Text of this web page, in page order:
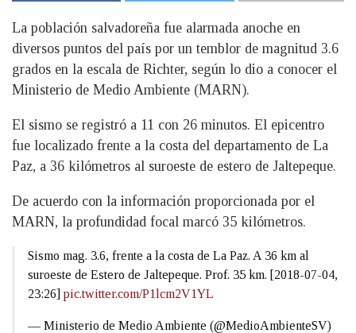
La población salvadoreña fue alarmada anoche en
diversos puntos del país por un temblor de magnitud 3.6
grados en la escala de Richter, según lo dio a conocer el
Ministerio de Medio Ambiente (MARN).
El sismo se registró a 11 con 26 minutos. El epicentro
fue localizado frente a la costa del departamento de La
Paz, a 36 kilómetros al suroeste de estero de Jaltepeque.
De acuerdo con la información proporcionada por el
MARN, la profundidad focal marcó 35 kilómetros.
Sismo mag. 3.6, frente a la costa de La Paz. A 36 km al
suroeste de Estero de Jaltepeque. Prof. 35 km. [2018-07-04,
23:26] pic.twitter.com/P1lcm2V1YL
— Ministerio de Medio Ambiente (@MedioAmbienteSV)